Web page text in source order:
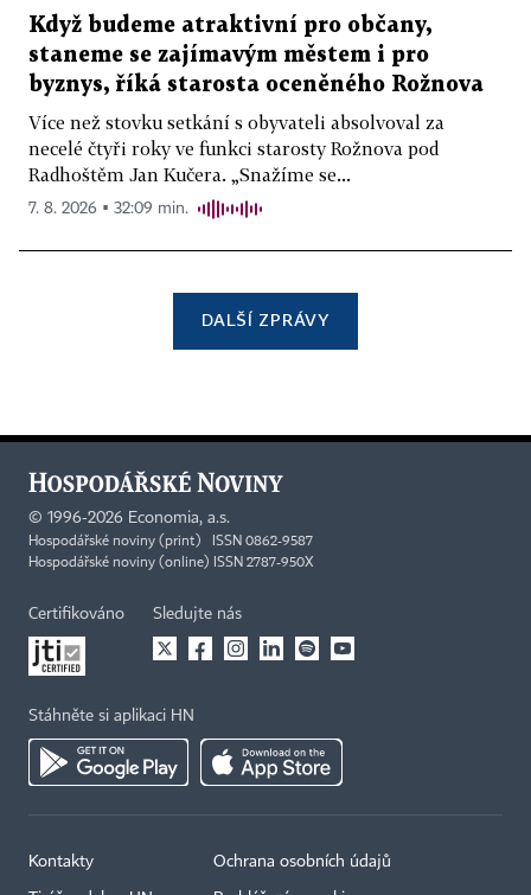
Když budeme atraktivní pro občany,
staneme se zajímavým městem i pro
byznys, říká starosta oceněného Rožnova
Více než stovku setkání s obyvateli absolvoval za
necelé čtyři roky ve funkci starosty Rožnova pod
Radhoštěm Jan Kučera. „Snažíme se...
7. 8. 2026 ▪ 32:09 min.
DALŠÍ ZPRÁVY
© 1996-2026 Economia, a.s.
Hospodářské noviny (print) ISSN 0862-9587
Hospodářské noviny (online) ISSN 2787-950X
Certifikováno Sledujte nás
Stáhněte si aplikaci HN
Kontakty Ochrana osobních údajů